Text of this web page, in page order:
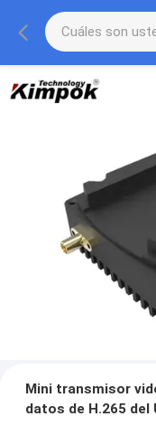
Mini transmisor
datos de H.265 del